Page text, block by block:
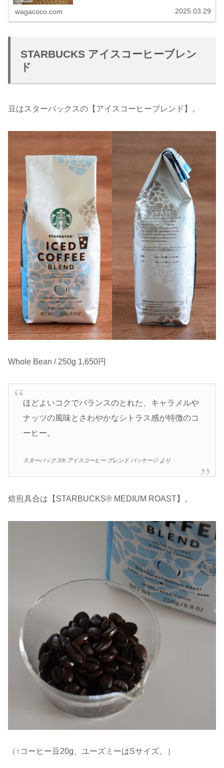
wagacoco.com 2025.03.29
STARBUCKS アイスコーヒーブレン
ド
豆はスターバックスの【アイスコーヒーブレンド】。
Whole Bean / 250g 1,650円
ほどよいコクでバランスのとれた、キャラメルや
ナッツの風味とさわやかなシトラス感が特徴のコ
ーヒー。
スターバックス® アイスコーヒー ブレンド パッケージ より
焙煎具合は【STARBUCKS® MEDIUM ROAST】。
（↑コーヒー豆20g、ユーズミーはSサイズ。）